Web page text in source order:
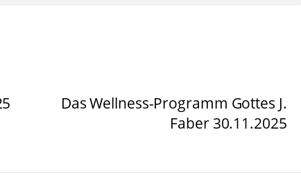
Das Wellness-Programm Gottes J.
Faber 30.11.2025